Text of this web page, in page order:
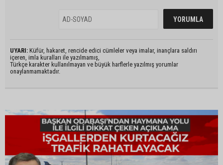
UYARI: Küfür, hakaret, rencide edici cümleler veya imalar, inançlara saldırı
içeren, imla kuralları ile yazılmamış,
Türkçe karakter kullanılmayan ve büyük harflerle yazılmış yorumlar
onaylanmamaktadır.